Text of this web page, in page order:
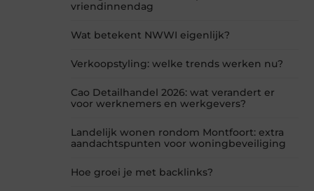
vriendinnendag
Wat betekent NWWI eigenlijk?
Verkoopstyling: welke trends werken nu?
Cao Detailhandel 2026: wat verandert er
voor werknemers en werkgevers?
Landelijk wonen rondom Montfoort: extra
aandachtspunten voor woningbeveiliging
Hoe groei je met backlinks?